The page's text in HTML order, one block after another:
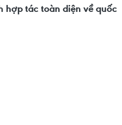
hợp tác toàn diện về quốc